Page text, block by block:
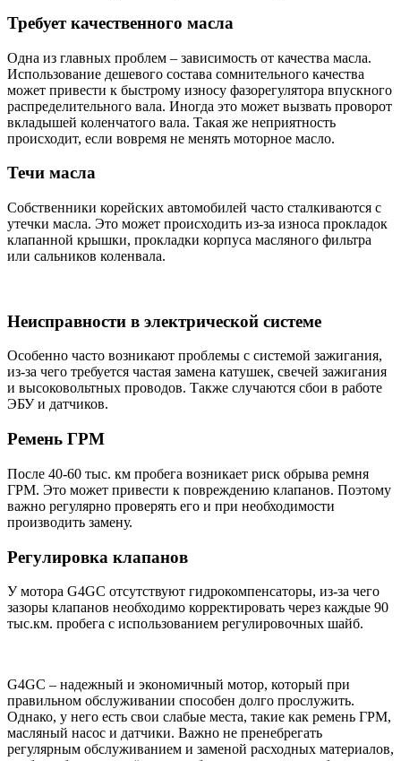
Требует качественного масла
Одна из главных проблем – зависимость от качества масла.
Использование дешевого состава сомнительного качества
может привести к быстрому износу фазорегулятора впускного
распределительного вала. Иногда это может вызвать проворот
вкладышей коленчатого вала. Такая же неприятность
происходит, если вовремя не менять моторное масло.
Течи масла
Собственники корейских автомобилей часто сталкиваются с
утечки масла. Это может происходить из-за износа прокладок
клапанной крышки, прокладки корпуса масляного фильтра
или сальников коленвала.
Неисправности в электрической системе
Особенно часто возникают проблемы с системой зажигания,
из-за чего требуется частая замена катушек, свечей зажигания
и высоковольтных проводов. Также случаются сбои в работе
ЭБУ и датчиков.
Ремень ГРМ
После 40-60 тыс. км пробега возникает риск обрыва ремня
ГРМ. Это может привести к повреждению клапанов. Поэтому
важно регулярно проверять его и при необходимости
производить замену.
Регулировка клапанов
У мотора G4GC отсутствуют гидрокомпенсаторы, из-за чего
зазоры клапанов необходимо корректировать через каждые 90
тыс.км. пробега с использованием регулировочных шайб.
G4GC – надежный и экономичный мотор, который при
правильном обслуживании способен долго прослужить.
Однако, у него есть свои слабые места, такие как ремень ГРМ,
масляный насос и датчики. Важно не пренебрегать
регулярным обслуживанием и заменой расходных материалов,